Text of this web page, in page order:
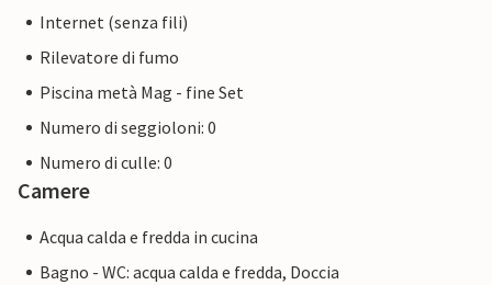
Internet (senza fili)
Rilevatore di fumo
Piscina metà Mag - fine Set
Numero di seggioloni: 0
Numero di culle: 0
Camere
Acqua calda e fredda in cucina
Bagno - WC: acqua calda e fredda, Doccia